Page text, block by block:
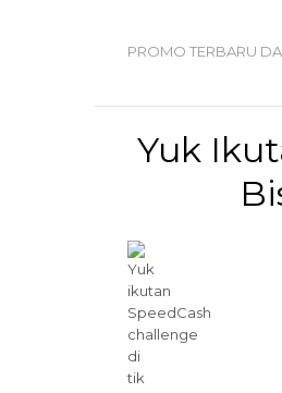
PROMO TERBARU
Yuk